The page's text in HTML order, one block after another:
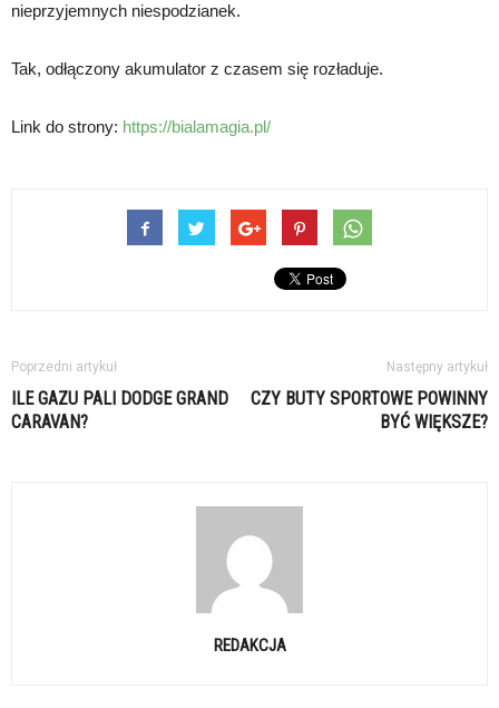
nieprzyjemnych niespodzianek.
Tak, odłączony akumulator z czasem się rozładuje.
Link do strony: https://bialamagia.pl/
Poprzedni artykuł
ILE GAZU PALI DODGE GRAND
CARAVAN?
Następny artykuł
CZY BUTY SPORTOWE POWINNY
BYĆ WIĘKSZE?
REDAKCJA